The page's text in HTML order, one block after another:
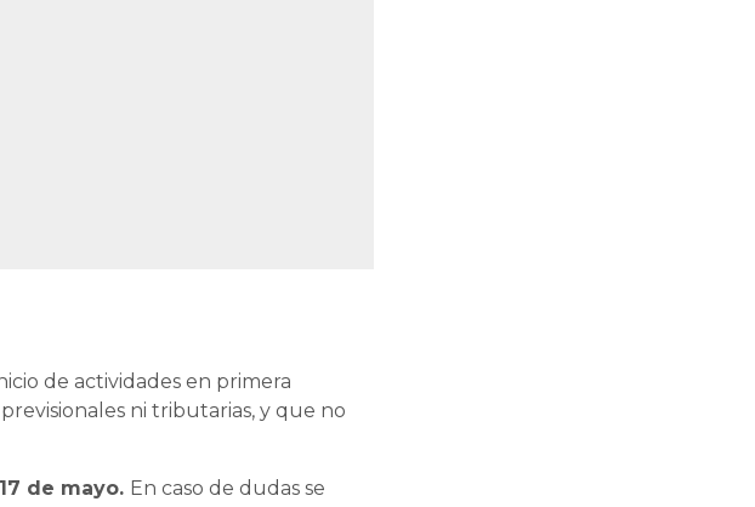
de actividades en primera
ni tributarias, y que no
de mayo. En caso de dudas se